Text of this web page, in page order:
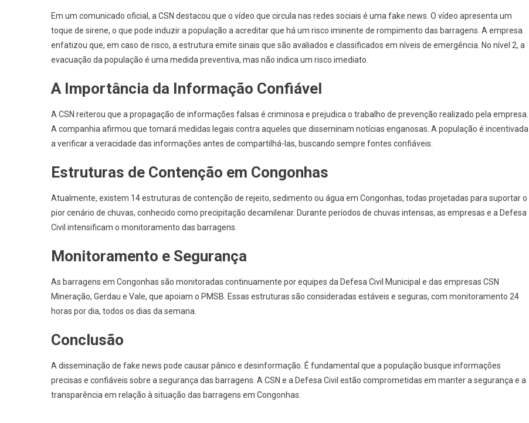
Em um comunicado oficial, a CSN destacou que o vídeo que circula nas redes sociais é uma fake news. O vídeo apresenta um
toque de sirene, o que pode induzir a população a acreditar que há um risco iminente de rompimento das barragens. A empresa
enfatizou que, em caso de risco, a estrutura emite sinais que são avaliados e classificados em níveis de emergência. No nível 2, a
evacuação da população é uma medida preventiva, mas não indica um risco imediato.
A Importância da Informação Confiável
A CSN reiterou que a propagação de informações falsas é criminosa e prejudica o trabalho de prevenção realizado pela empresa.
A companhia afirmou que tomará medidas legais contra aqueles que disseminam notícias enganosas. A população é incentivada
a verificar a veracidade das informações antes de compartilhá-las, buscando sempre fontes confiáveis.
Estruturas de Contenção em Congonhas
Atualmente, existem 14 estruturas de contenção de rejeito, sedimento ou água em Congonhas, todas projetadas para suportar o
pior cenário de chuvas, conhecido como precipitação decamilenar. Durante períodos de chuvas intensas, as empresas e a Defesa
Civil intensificam o monitoramento das barragens.
Monitoramento e Segurança
As barragens em Congonhas são monitoradas continuamente por equipes da Defesa Civil Municipal e das empresas CSN
Mineração, Gerdau e Vale, que apoiam o PMSB. Essas estruturas são consideradas estáveis e seguras, com monitoramento 24
horas por dia, todos os dias da semana.
Conclusão
A disseminação de fake news pode causar pânico e desinformação. É fundamental que a população busque informações
precisas e confiáveis sobre a segurança das barragens. A CSN e a Defesa Civil estão comprometidas em manter a segurança e a
transparência em relação à situação das barragens em Congonhas.